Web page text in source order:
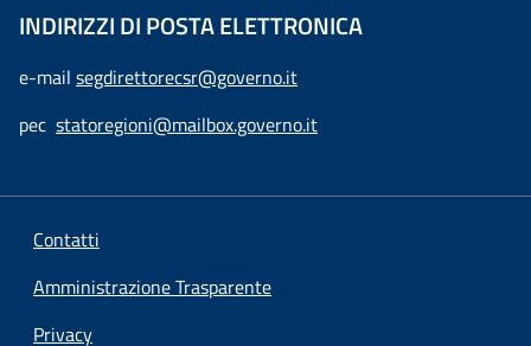
INDIRIZZI DI POSTA ELETTRONICA
e-mail segdirettorecsr@governo.it
pec statoregioni@mailbox.governo.it
Contatti
Amministrazione Trasparente
Privacy